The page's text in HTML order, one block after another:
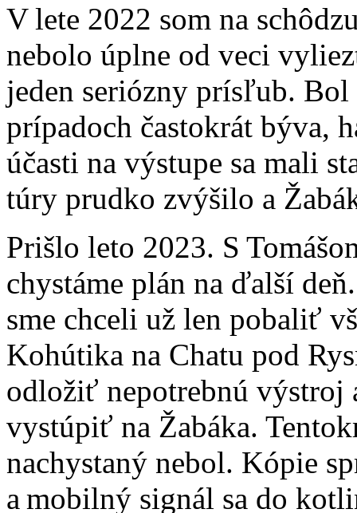
V lete 2022 som na
nebolo úplne od veci
jeden seriózny prísľub.
prípadoch častokrát býva,
účasti na výstupe sa mali
túry prudko zvýšilo a
Prišlo leto 2023. S
chystáme plán na ďalší
sme chceli už len pobaliť
Kohútika na Chatu pod
odložiť nepotrebnú výstroj
vystúpiť na Žabáka.
nachystaný nebol. Kópie
a mobilný signál sa do